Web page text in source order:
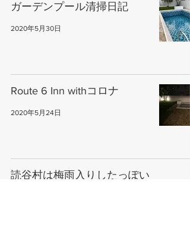
ガーデンプール清掃日記
2020年5月30日
Route 6 Inn withコロナ
2020年5月24日
読谷村は梅雨入りしたっぽい